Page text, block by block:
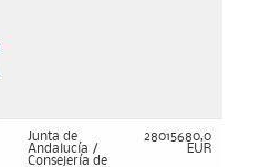
Junta de
Andalucía /
Consejería de
28015680,0
EUR